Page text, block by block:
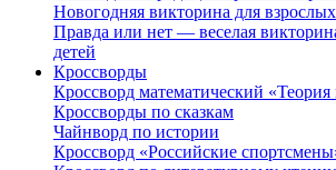
Новогодняя викторина для
Правда или нет — веселая
детей
Кроссворды
Кроссворд математический
Кроссворды по сказкам
Чайнворд по истории
Кроссворд «Российские